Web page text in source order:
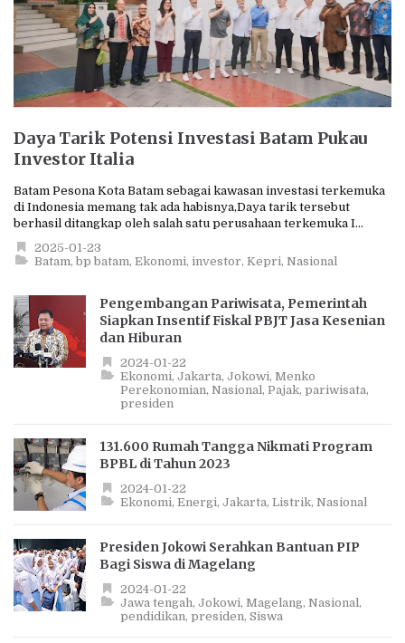
Daya Tarik Potensi Investasi Batam Pukau
Investor Italia
Batam ⁠Pesona Kota Batam sebagai kawasan investasi terkemuka
di Indonesia memang tak ada habisnya,Daya tarik tersebut
berhasil ditangkap oleh salah satu perusahaan terkemuka I...
2025-01-23
Batam bp batam Ekonomi investor Kepri Nasional
Pengembangan Pariwisata, Pemerintah
Siapkan Insentif Fiskal PBJT Jasa Kesenian
dan Hiburan
2024-01-22
Ekonomi Jakarta Jokowi Menko
Perekonomian Nasional Pajak pariwisata
presiden
131.600 Rumah Tangga Nikmati Program
BPBL di Tahun 2023
2024-01-22
Ekonomi Energi Jakarta Listrik Nasional
Presiden Jokowi Serahkan Bantuan PIP
Bagi Siswa di Magelang
2024-01-22
Jawa tengah Jokowi Magelang Nasional
pendidikan presiden Siswa